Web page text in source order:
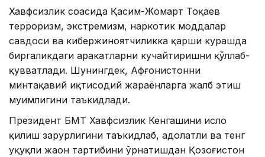
Хавфсизлик соҳасида Қасим-Жомарт Тоқаев
терроризм, экстремизм, наркотик моддалар
савдоси ва кибержиноятчиликка қарши курашда
биргаликдаги ҳаракатларни кучайтиришни қўллаб-
қувватлади. Шунингдек, Афғонистонни
минтақавий иқтисодий жараёнларга жалб этиш
муҳимлигини таъкидлади.
Президент БМТ Хавфсизлик Кенгашини ислоҳ
қилиш зарурлигини таъкидлаб, адолатли ва тенг
ҳуқуқли жаҳон тартибини ўрнатишдан Қозоғистон